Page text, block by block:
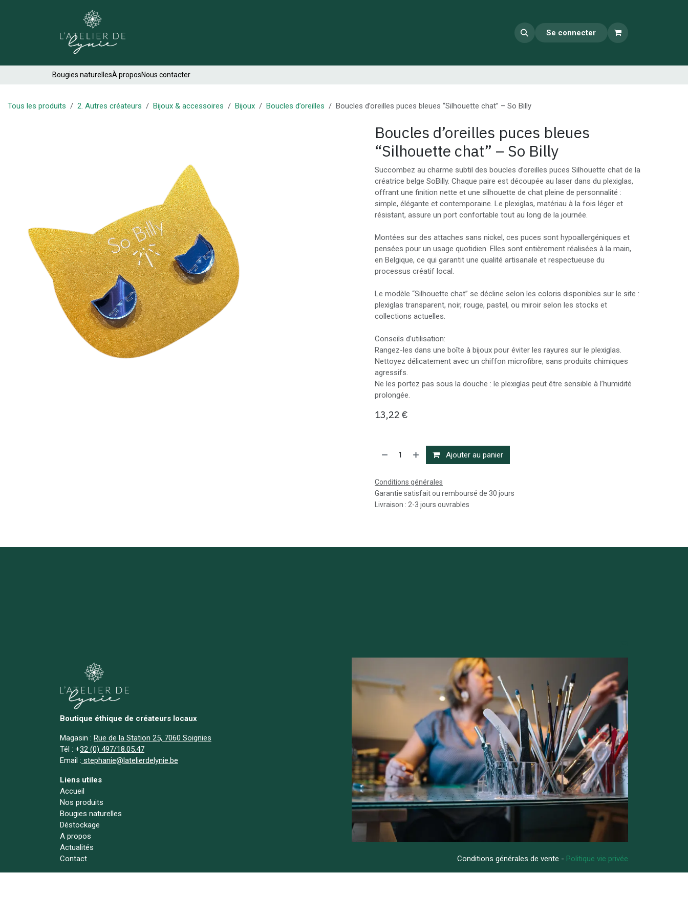
Se connecter
Bougies naturellesÀ proposNous contacter
Tous les produits 2. Autres créateurs Bijoux & accessoires Bijoux Boucles d’oreilles Boucles d’oreilles puces bleues “Silhouette chat” – So Billy
Boucles d’oreilles puces bleues
“Silhouette chat” – So Billy
Succombez au charme subtil des boucles d’oreilles puces Silhouette chat de la
créatrice belge SoBilly. Chaque paire est découpée au laser dans du plexiglas,
offrant une finition nette et une silhouette de chat pleine de personnalité :
simple, élégante et contemporaine. Le plexiglas, matériau à la fois léger et
résistant, assure un port confortable tout au long de la journée.
Montées sur des attaches sans nickel, ces puces sont hypoallergéniques et
pensées pour un usage quotidien. Elles sont entièrement réalisées à la main,
en Belgique, ce qui garantit une qualité artisanale et respectueuse du
processus créatif local.
Le modèle “Silhouette chat” se décline selon les coloris disponibles sur le site :
plexiglas transparent, noir, rouge, pastel, ou miroir selon les stocks et
collections actuelles.
Conseils d’utilisation:
Rangez-les dans une boîte à bijoux pour éviter les rayures sur le plexiglas.
Nettoyez délicatement avec un chiffon microfibre, sans produits chimiques
agressifs.
Ne les portez pas sous la douche : le plexiglas peut être sensible à l’humidité
prolongée.
13,22 €
Ajouter au panier
Conditions générales
Garantie satisfait ou remboursé de 30 jours
Livraison : 2-3 jours ouvrables
Boutique éthique de créateurs locaux
Magasin : Rue de la Station 25, 7060 Soignies
Tél : +32 (0) 497/18.05.47
Email : stephanie@latelierdelynie.be
Liens utiles
Accueil
Nos produits
Bougies naturelles
Déstockage
A propos
Actualités
Contact
Conditions générales de vente - Politique vie privée